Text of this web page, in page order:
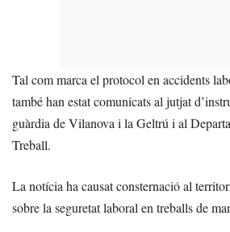
Tal com marca el protocol en accidents
també han estat comunicats al jutjat
guàrdia de Vilanova i la Geltrú i al
Treball.
La notícia ha causat consternació al
sobre la seguretat laboral en treballs de